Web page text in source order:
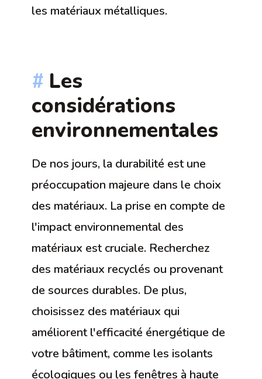
les matériaux métalliques.
Les
considérations
environnementales
De nos jours, la durabilité est une
préoccupation majeure dans le choix
des matériaux. La prise en compte de
l'impact environnemental des
matériaux est cruciale. Recherchez
des matériaux recyclés ou provenant
de sources durables. De plus,
choisissez des matériaux qui
améliorent l'efficacité énergétique de
votre bâtiment, comme les isolants
écologiques ou les fenêtres à haute